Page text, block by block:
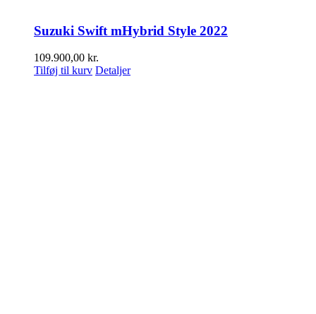
Suzuki Swift mHybrid Style 2022
109.900,00 kr.
Tilføj til kurv Detaljer